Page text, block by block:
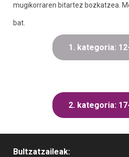
mugikorraren bitartez bozkatzea.
bat.
1. kategoria:
2. kategoria:
Bultzatzaileak: